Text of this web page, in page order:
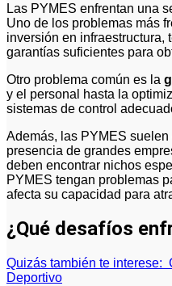
Las PYMES enfrentan una serie de desafíos que pueden limitar su crecimiento y estabilidad en el mercado.
Uno de los problemas más
inversión en infraestructura,
garantías suficientes para
Otro problema común es la
y el personal hasta la
sistemas de control
Además, las PYMES
presencia de grandes
deben encontrar nichos
PYMES tengan problemas
afecta su capacidad para
¿Qué desafíos
Quizás también te interese:
Deportivo